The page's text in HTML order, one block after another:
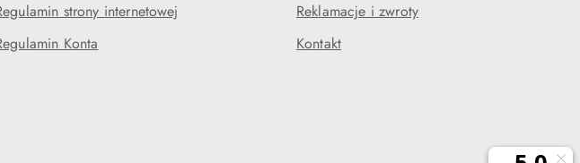
strony internetowej
Konta
Reklamacje i zwroty
Kontakt